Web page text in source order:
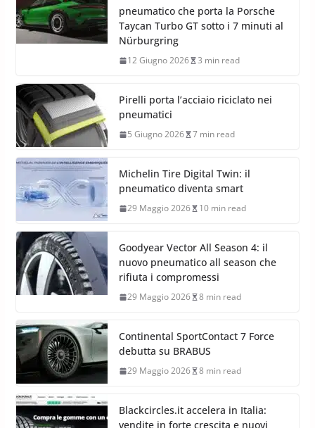
pneumatico che porta la Porsche
Taycan Turbo GT sotto i 7 minuti al
Nürburgring
12 Giugno 2026 3 min read
Pirelli porta l’acciaio riciclato nei
pneumatici
5 Giugno 2026 7 min read
Michelin Tire Digital Twin: il
pneumatico diventa smart
29 Maggio 2026 10 min read
Goodyear Vector All Season 4: il
nuovo pneumatico all season che
rifiuta i compromessi
29 Maggio 2026 8 min read
Continental SportContact 7 Force
debutta su BRABUS
29 Maggio 2026 8 min read
Blackcircles.it accelera in Italia:
vendite in forte crescita e nuovi